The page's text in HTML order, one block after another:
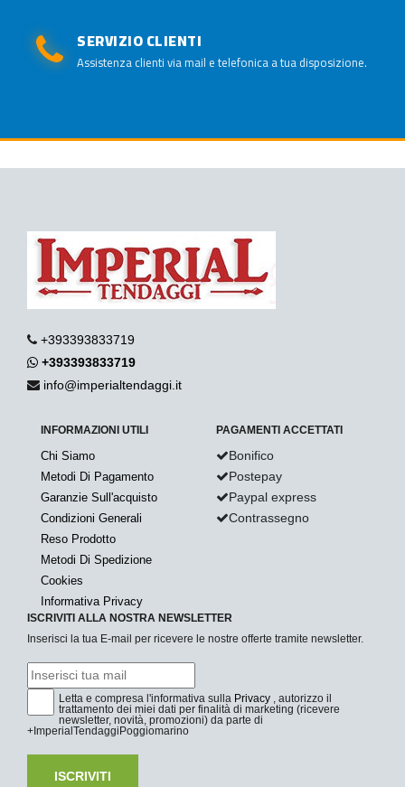
SERVIZIO CLIENTI
Assistenza clienti via mail e telefonica a tua disposizione.
+393393833719
+393393833719
info@imperialtendaggi.it
INFORMAZIONI UTILI
Chi Siamo
Metodi Di Pagamento
Garanzie Sull'acquisto
Condizioni Generali
Reso Prodotto
Metodi Di Spedizione
Cookies
Informativa Privacy
PAGAMENTI ACCETTATI
Bonifico
Postepay
Paypal express
Contrassegno
ISCRIVITI ALLA NOSTRA NEWSLETTER
Inserisci la tua E-mail per ricevere le nostre offerte tramite newsletter.
Letta e compresa l'informativa sulla Privacy , autorizzo il
trattamento dei miei dati per finalità di marketing (ricevere
newsletter, novità, promozioni) da parte di
+ImperialTendaggiPoggiomarino
ISCRIVITI